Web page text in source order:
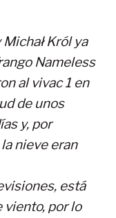
Król ya
Nameless
al vivac 1 en
de unos
y, por
nieve eran
está
viento, por lo